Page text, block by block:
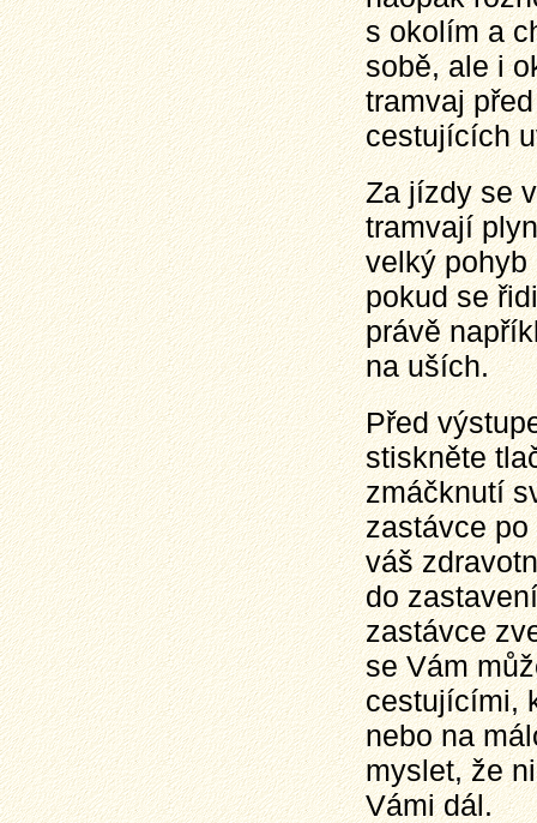
s okolím a
sobě, ale i
tramvaj
cestujících
Za jízdy se
tramvají
velký
pokud se
právě
na uších.
Před
stiskněte
zmáčknutí
zastávce
váš
do
zastávce
se Vám
cestujícími,
nebo na
myslet, že
Vámi dál.